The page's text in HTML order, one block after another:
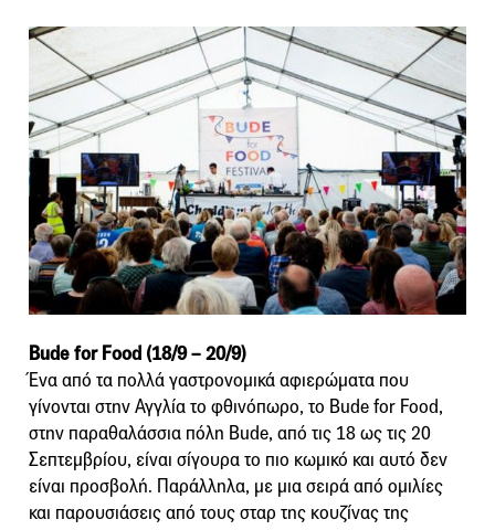
Bude for Food (18/9 – 20/9)
Ένα από τα πολλά γαστρονομικά αφιερώματα που
γίνονται στην Αγγλία το φθινόπωρο, το Bude for Food,
στην παραθαλάσσια πόλη Bude, από τις 18 ως τις 20
Σεπτεμβρίου, είναι σίγουρα το πιο κωμικό και αυτό δεν
είναι προσβολή. Παράλληλα, με μια σειρά από ομιλίες
και παρουσιάσεις από τους σταρ της κουζίνας της